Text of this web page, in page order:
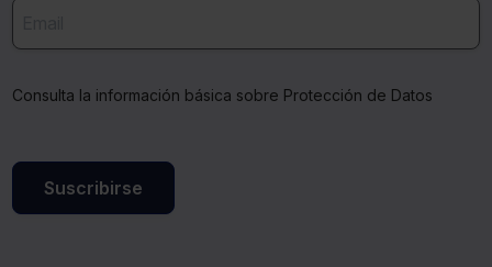
Consulta la información básica sobre Protección de Datos
Suscribirse